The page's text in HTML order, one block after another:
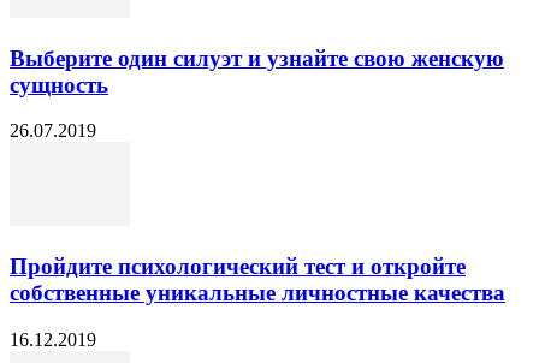
Выберите один силуэт и узнайте свою женскую
сущность
26.07.2019
Пройдите психологический тест и откройте
собственные уникальные личностные качества
16.12.2019